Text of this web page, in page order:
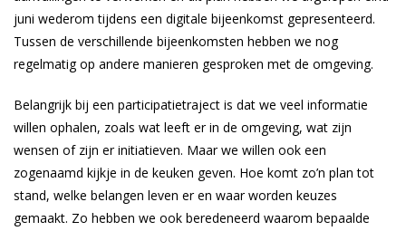
juni wederom tijdens een digitale bijeenkomst gepresenteerd.
Tussen de verschillende bijeenkomsten hebben we nog
regelmatig op andere manieren gesproken met de omgeving.
Belangrijk bij een participatietraject is dat we veel informatie
willen ophalen, zoals wat leeft er in de omgeving, wat zijn
wensen of zijn er initiatieven. Maar we willen ook een
zogenaamd kijkje in de keuken geven. Hoe komt zo’n plan tot
stand, welke belangen leven er en waar worden keuzes
gemaakt. Zo hebben we ook beredeneerd waarom bepaalde